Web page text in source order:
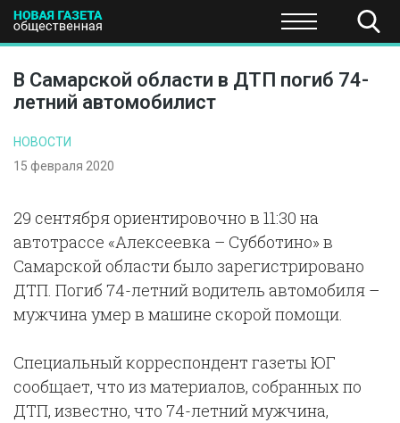
ПОЛИТИКА ЭКОНОМИКА НАУКА И
В Самарской области в ДТП погиб 74-
летний автомобилист
НОВОСТИ
15 февраля 2020
29 сентября ориентировочно в 11:30 на
автотрассе «Алексеевка – Субботино» в
Самарской области было зарегистрировано
ДТП. Погиб 74-летний водитель автомобиля –
мужчина умер в машине скорой помощи.
Специальный корреспондент газеты ЮГ
сообщает, что из материалов, собранных по
ДТП, известно, что 74-летний мужчина,